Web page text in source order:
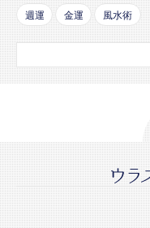
週運 金運 風水術